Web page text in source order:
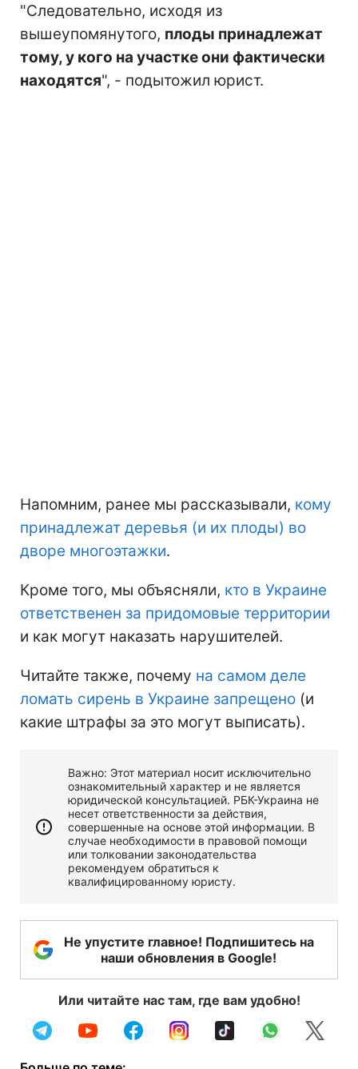
"Следовательно, исходя из
вышеупомянутого, плоды принадлежат
тому, у кого на участке они фактически
находятся", - подытожил юрист.
Напомним, ранее мы рассказывали, кому
принадлежат деревья (и их плоды) во
дворе многоэтажки.
Кроме того, мы объясняли, кто в Украине
ответственен за придомовые территории
и как могут наказать нарушителей.
Читайте также, почему на самом деле
ломать сирень в Украине запрещено (и
какие штрафы за это могут выписать).
Важно: Этот материал носит исключительно
ознакомительный характер и не является
юридической консультацией. РБК-Украина не
несет ответственности за действия,
совершенные на основе этой информации. В
случае необходимости в правовой помощи
или толковании законодательства
рекомендуем обратиться к
квалифицированному юристу.
Не упустите главное! Подпишитесь на
наши обновления в Google!
Или читайте нас там, где вам удобно!